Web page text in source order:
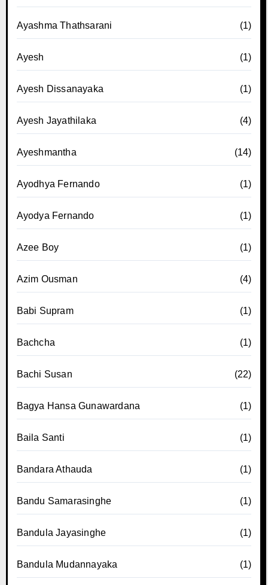
Ayashma Thathsarani (1)
Ayesh (1)
Ayesh Dissanayaka (1)
Ayesh Jayathilaka (4)
Ayeshmantha (14)
Ayodhya Fernando (1)
Ayodya Fernando (1)
Azee Boy (1)
Azim Ousman (4)
Babi Supram (1)
Bachcha (1)
Bachi Susan (22)
Bagya Hansa Gunawardana (1)
Baila Santi (1)
Bandara Athauda (1)
Bandu Samarasinghe (1)
Bandula Jayasinghe (1)
Bandula Mudannayaka (1)